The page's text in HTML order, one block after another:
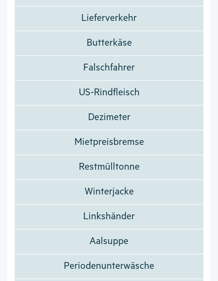
Lieferverkehr
Butterkäse
Falschfahrer
US-Rindfleisch
Dezimeter
Mietpreisbremse
Restmülltonne
Winterjacke
Linkshänder
Aalsuppe
Periodenunterwäsche